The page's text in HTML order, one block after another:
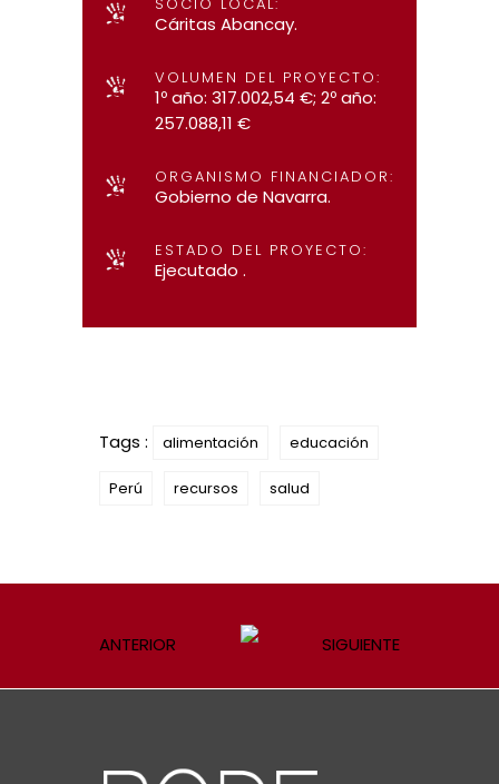
Cáritas Abancay.
VOLUMEN DEL PROYECTO:
1º año: 317.002,54 €; 2º año:
257.088,11 €
ORGANISMO FINANCIADOR:
Gobierno de Navarra.
ESTADO DEL PROYECTO:
Ejecutado .
Tags : alimentación educación
Perú recursos salud
ANTERIOR SIGUIENTE